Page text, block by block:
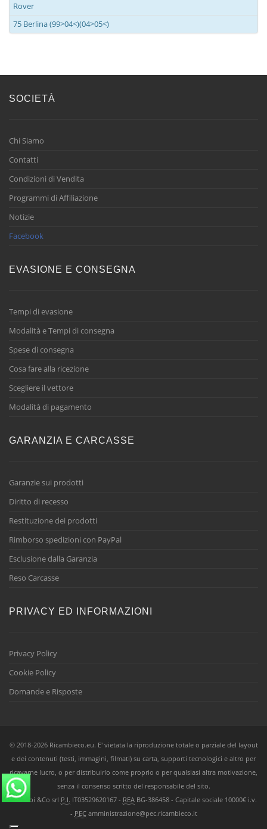
Rover
75 Berlina (99>04<)(04>05<)
SOCIETÀ
Chi Siamo
Contatti
Condizioni di Vendita
Programmi di Affiliazione
Notizie
Facebook
EVASIONE E CONSEGNA
Tempi di evasione
Modalità e Tempi di consegna
Spese di consegna
Cosa fare alla ricezione
Scegliere il vettore
Modalità di pagamento
GARANZIA E CARCASSE
Garanzie sui prodotti
Diritto di recesso
Restituzione dei prodotti
Rimborso spedizioni con PayPal
Esclusione dalla Garanzia
Reso Carcasse
PRIVACY ED INFORMAZIONI
Privacy Policy
Cookie Policy
Domande e Risposte
© 2018-2026 Ricambieco.eu. E' vietata la riproduzione totale o parziale del layout
e dei contenuti (testi, immagini, filmati) su carta, supporti tecnologici e altro per
ricavarne lucro, o per distribuirlo come proprio o per qualsiasi altra motivazione,
senza il consenso scritto del responsabile del sito.
Ricambi &Co srl P.I. IT03529620167 - REABG-386458 - Capitale sociale 10000€ i.v.
- PECamministrazione@pec.ricambieco.it